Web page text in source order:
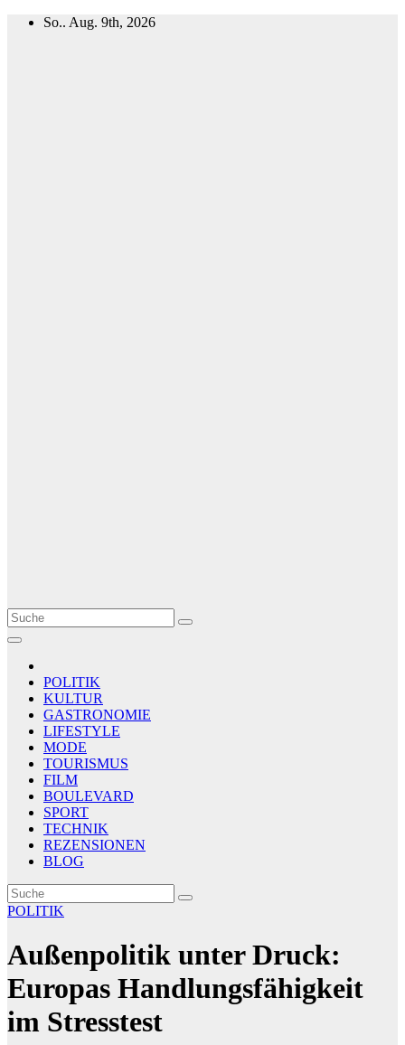
Zum
So.. Aug. 9th, 2026
Le Matin
AGENCE DE PRESSE
POLITIK
KULTUR
GASTRONOMIE
LIFESTYLE
MODE
TOURISMUS
FILM
BOULEVARD
SPORT
TECHNIK
REZENSIONEN
BLOG
POLITIK
Außenpolitik unter Druck:
Europas Handlungsfähigkeit
im Stresstest